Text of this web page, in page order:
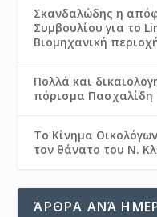
Σκανδαλώδης η
Συμβουλίου για το
Βιομηχανική
Πολλά και
πόρισμα Πασχαλίδη
Το Κίνημα
τον θάνατο του Ν.
ΆΡΘΡΑ ΑΝΆ